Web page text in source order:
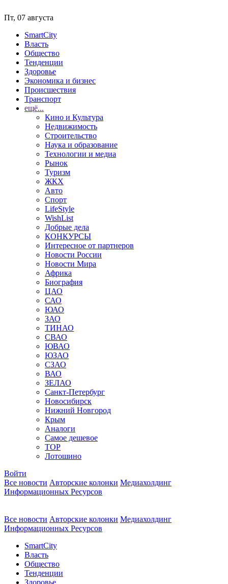
Пт, 07 августа
SmartCity
Власть
Общество
Тенденции
Здоровье
Экономика и бизнес
Происшествия
Транспорт
ещё...
Кино и Культура
Недвижимость
Строительство
Наука и образование
Технологии и медиа
Рынок
Туризм
ЖКХ
Авто
Спорт
LifeStyle
WishList
Добрые дела
КОНКУРСЫ
Интересное от партнеров
Новости России
Новости Мира
Африка
Биография
ЦАО
САО
ЮАО
ЗАО
ТИНАО
СВАО
ЮВАО
ЮЗАО
СЗАО
ВАО
ЗЕЛАО
Санкт-Петербург
Новосибирск
Нижний Новгород
Крым
Аналоги
Самое дешевое
TOP
Лотошино
Войти
Все новости Авторские колонки Медиахолдинг
Информационных Ресурсов
Все новости Авторские колонки Медиахолдинг
Информационных Ресурсов
SmartCity
Власть
Общество
Тенденции
Здоровье